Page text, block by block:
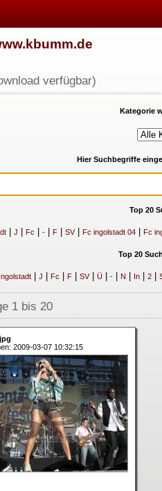
verfügbar)
Kategorie
Hier Suchbegriffe
Top 20
| J Fc -| F| SV| Fc ingolstadt 04| Fc
Top 20
Ingolstadt| J Fc F| SV| Ü| -| N In| 2|
1 bis 20
2009-03-07 10:32:15